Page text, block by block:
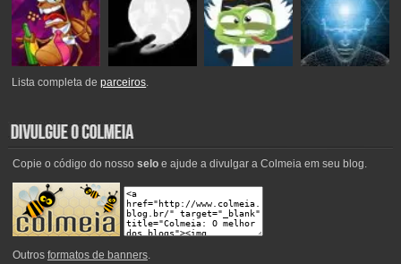
Lista completa deparceiros.
Copie o código do nosso seloe ajude a divulgar a Colmeia em seu blog.
Outros formatos de banners.